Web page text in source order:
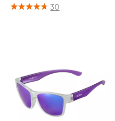
5 sur 5 Évaluation des clients
30